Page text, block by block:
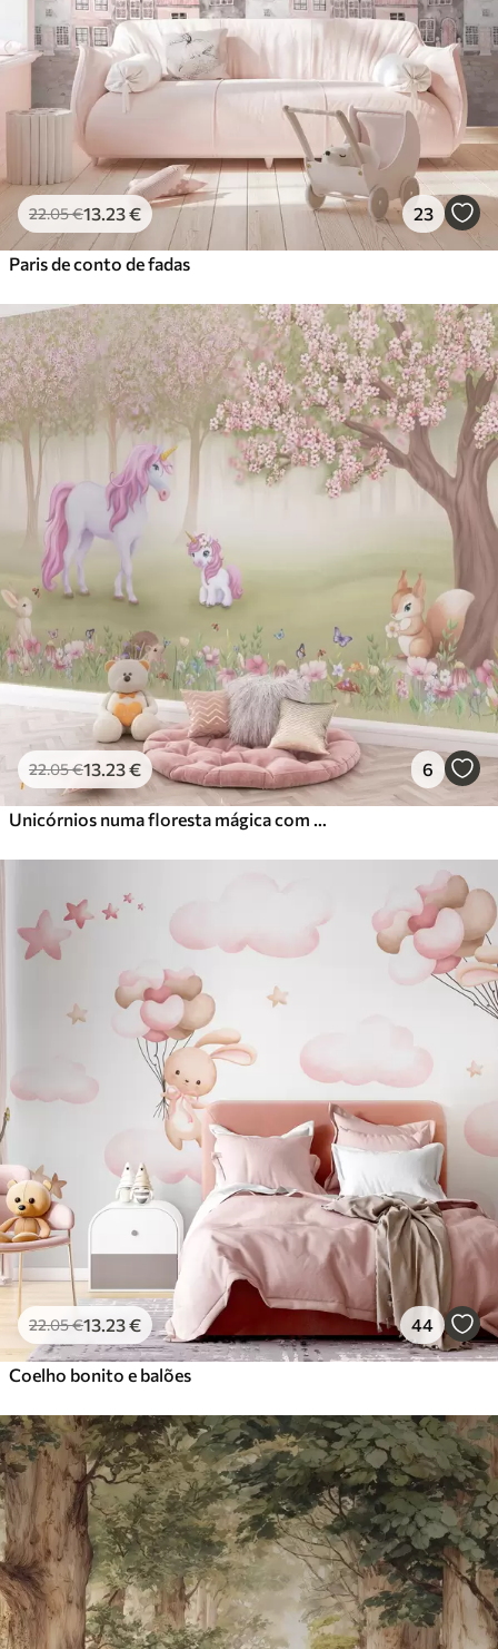
22.05€13 .23€ 23
Paris de conto de fadas
22.05€13 .23€ 6
22.05€13 .23€ 44
Coelho bonito e balões